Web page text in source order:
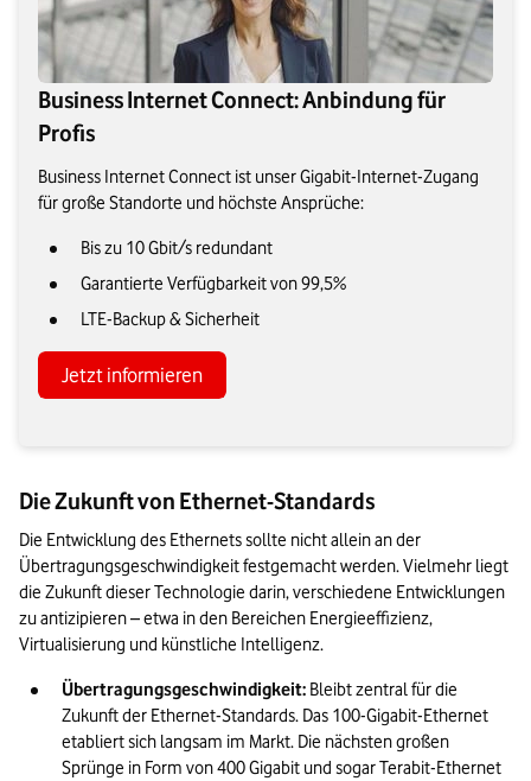
Business Internet Connect: Anbindung für
Profis
Business Internet Connect ist unser Gigabit-Internet-Zugang
für große Standorte und höchste Ansprüche:
Bis zu 10 Gbit/s redundant
Garantierte Verfügbarkeit von 99,5%
LTE-Backup & Sicherheit
Jetzt informieren
Die Zukunft von Ethernet-Standards
Die Entwicklung des Ethernets sollte nicht allein an der
Übertragungsgeschwindigkeit festgemacht werden. Vielmehr liegt
die Zukunft dieser Technologie darin, verschiedene Entwicklungen
zu antizipieren – etwa in den Bereichen Energieeffizienz,
Virtualisierung und künstliche Intelligenz.
Übertragungsgeschwindigkeit: Bleibt zentral für die
Zukunft der Ethernet-Standards. Das 100-Gigabit-Ethernet
etabliert sich langsam im Markt. Die nächsten großen
Sprünge in Form von 400 Gigabit und sogar Terabit-Ethernet